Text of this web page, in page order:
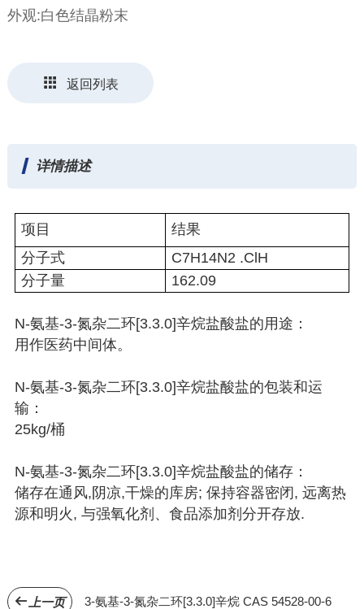
外观:白色结晶粉末
返回列表
详情描述
项目
结果
分子式
C7H14N2 .ClH
分子量
162.09
N-氨基-3-氮杂二环[3.3.0]辛烷盐酸盐的用途：
用作医药中间体。
N-氨基-3-氮杂二环[3.3.0]辛烷盐酸盐的包装和运
输：
25kg/桶
N-氨基-3-氮杂二环[3.3.0]辛烷盐酸盐的储存：
储存在通风,阴凉,干燥的库房; 保持容器密闭, 远离热
源和明火, 与强氧化剂、食品添加剂分开存放.
上一页 3-氨基-3-氮杂二环[3.3.0]辛烷 CAS 54528-00-6